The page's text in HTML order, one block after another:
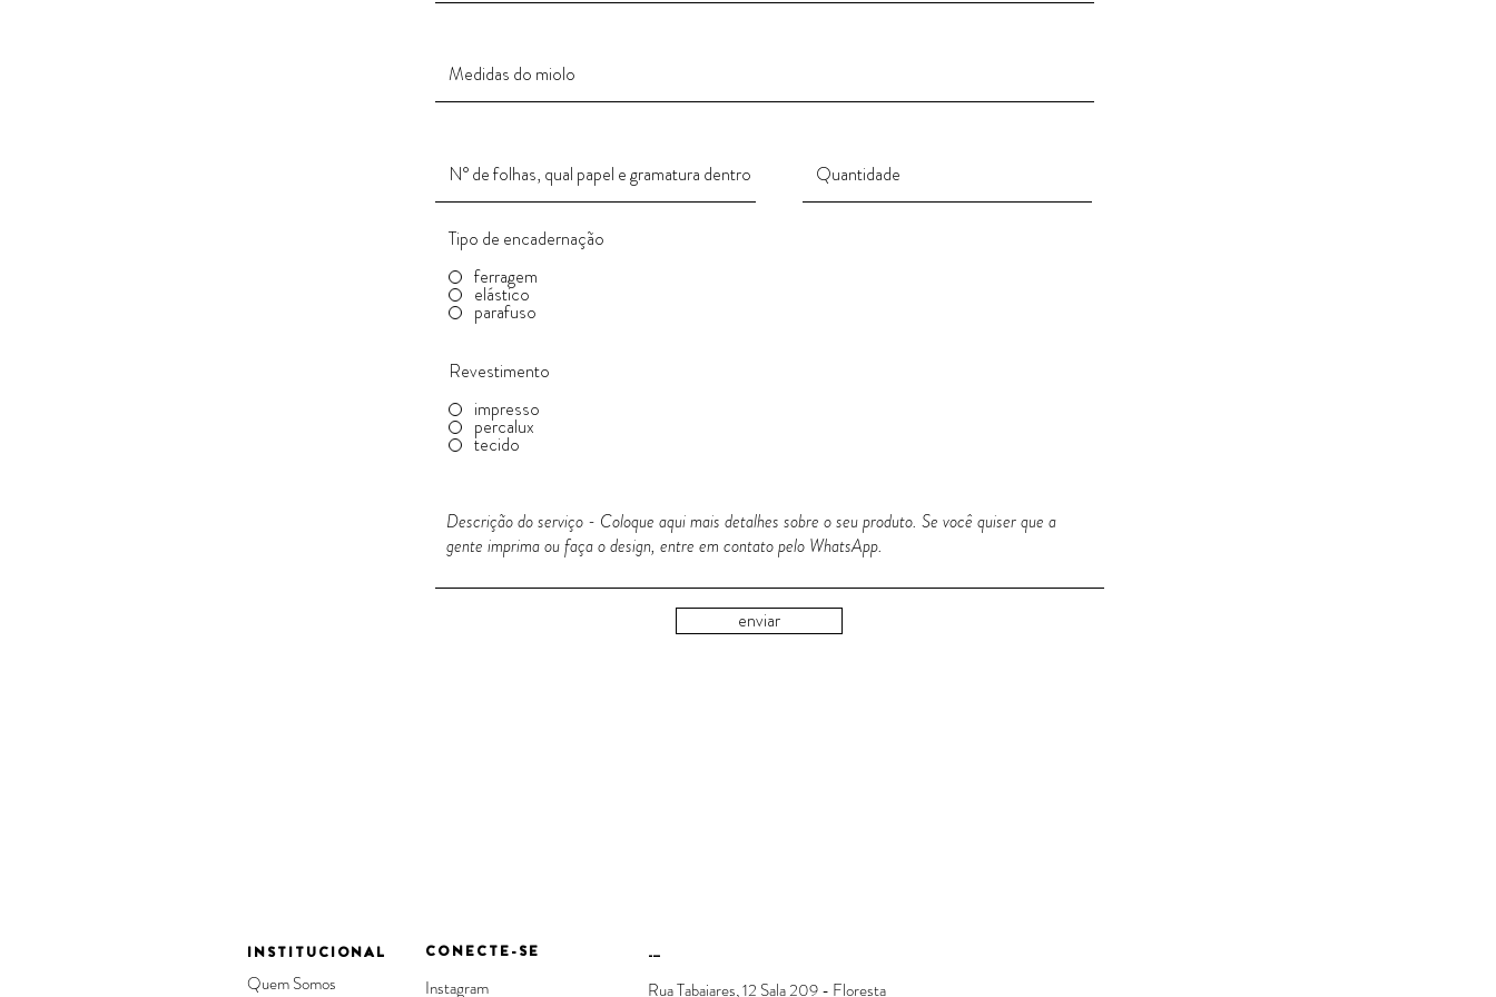
Tipo de encadernação
ferragem
elástico
parafuso
Revestimento
impresso
percalux
tecido
enviar
INSTITUCIONAL
Quem Somos
CONECTE-SE
Instagram
---
Rua Tabaiares, 12 Sala 209 - Floresta